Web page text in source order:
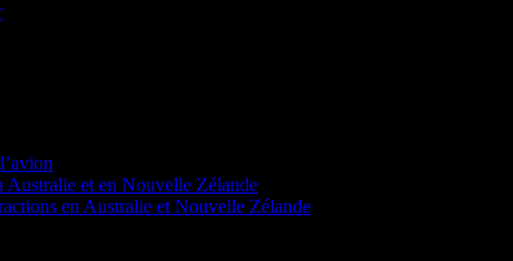
Australie et en Nouvelle Zélande
en Australie et Nouvelle Zélande